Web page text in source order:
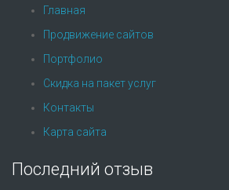
Главная
Продвижение сайтов
Портфолио
Скидка на пакет услуг
Контакты
Карта сайта
Последний отзыв